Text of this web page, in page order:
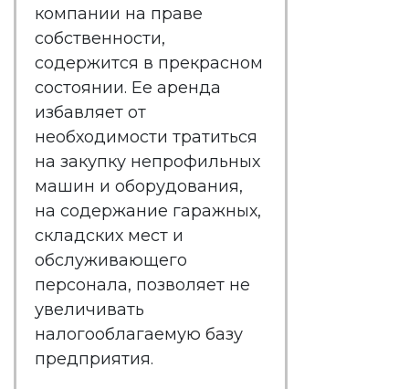
компании на праве
собственности,
содержится в прекрасном
состоянии. Ее аренда
избавляет от
необходимости тратиться
на закупку непрофильных
машин и оборудования,
на содержание гаражных,
складских мест и
обслуживающего
персонала, позволяет не
увеличивать
налогооблагаемую базу
предприятия.